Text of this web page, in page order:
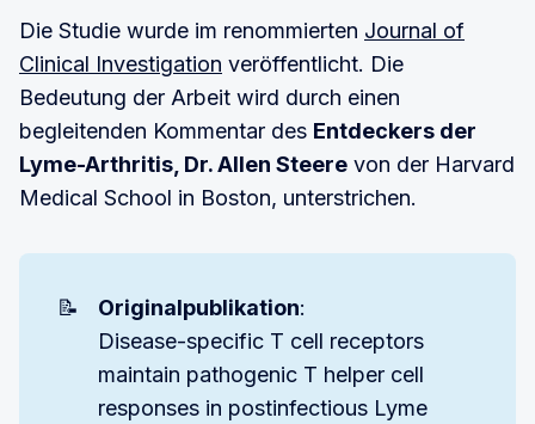
Die Studie wurde im renommierten Journal of
Clinical Investigation veröffentlicht. Die
Bedeutung der Arbeit wird durch einen
begleitenden Kommentar des Entdeckers der
Lyme-Arthritis, Dr. Allen Steere von der Harvard
Medical School in Boston, unterstrichen.
📝 Originalpublikation:
Disease-specific T cell receptors
maintain pathogenic T helper cell
responses in postinfectious Lyme